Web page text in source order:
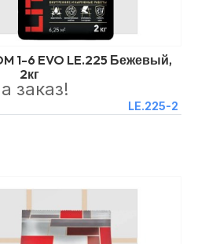
1-6 EVO LE.225 Бежевый,
2кг
LE.225-2
заказ!